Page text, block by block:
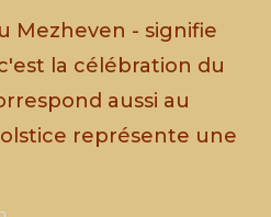
Mezheven - signifie
la célébration du
aussi au
représente une